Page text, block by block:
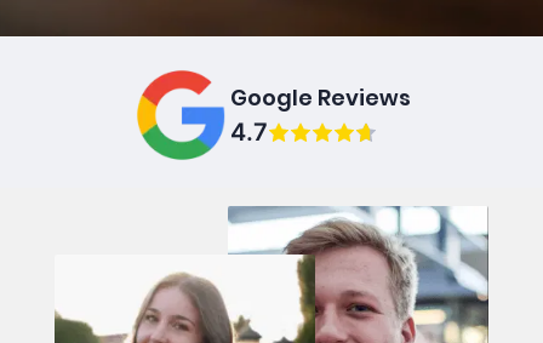
Google Reviews
4.7